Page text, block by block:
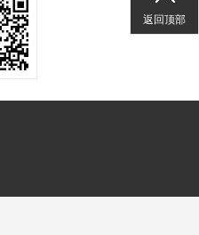
返回顶部